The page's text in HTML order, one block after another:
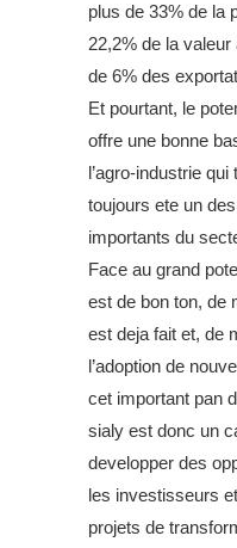
plus de 33% de la
22,2% de la
de 6% des
Et pourtant, le
offre une bonne
l’agro-industrie
toujours ete un
importants du
Face au grand
est de bon ton, de
est deja fait et, de
l’adoption de
cet important pan
sialy est donc un
developper des
les investisseurs
projets de